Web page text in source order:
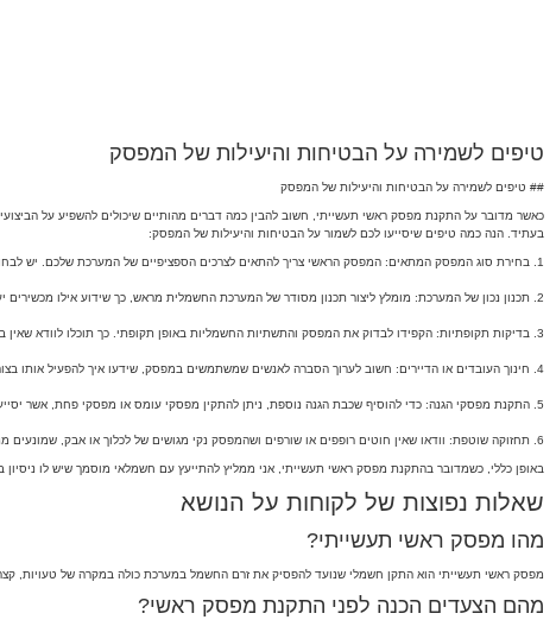
טיפים לשמירה על הבטיחות והיעילות של המפסק
## טיפים לשמירה על הבטיחות והיעילות של המפסק
כאשר מדובר על התקנת מפסק ראשי תעשייתי, חשוב להבין כמה דברים מהותיים שיכולים להשפיע על
בעתיד. הנה כמה טיפים שיסייעו לכם לשמור על הבטיחות והיעילות של המפסק:
1. בחירת סוג המפסק המתאים: המפסק הראשי צריך להתאים לצרכים הספציפיים של המערכת שלכם. יש לבחור במפסק עם יכולת להתמודד עם העומס החשמלי הצפוי, וגם לספק הגנה מספקת מפני קצרי חשמל.
2. תכנון נכון של המערכת: מומלץ ליצור תכנון מסודר של המערכת החשמלית מראש, כך שידוע אילו מכשירים יעבדו עם המפסק ואילו אזורים יתחברו אליו. זה יסייע במניעת עומסים יתר.
3. בדיקות תקופתיות: הקפידו לבדוק את המפסק והתשתיות החשמליות באופן תקופתי. כך תוכלו לוודא שאין בעיות כמו חיווט לא תקין, ובמידת הצורך להזעיק חשמלאי מוסמך שיוכל לבצע את התיקונים הנדרשים.
4. חינוך העובדים או הדיירים: חשוב לערוך הסברה לאנשים שמשתמשים במפסק, שידעו איך להפעיל אותו בצורה נכונה וכיצד להגיב במקרה של תקלות.
5. התקנת מפסקי הגנה: כדי להוסיף שכבת הגנה נוספת, ניתן להתקין מפסקי עומס או מפסקי פחת, אשר יסייעו במניעת תקלות קשות.
6. תחזוקה שוטפת: וודאו שאין חוטים רופפים או שורפים ושהמפסק נקי מגושים של לכלוך או אבק, שמונעים ממנו לפעול בצורה תקינה.
באופן כללי, כשמדובר בהתקנת מפסק ראשי תעשייתי, אני ממליץ להתייעץ עם חשמלאי מוסמך שיש לו
שאלות נפוצות של לקוחות על הנושא
מהו מפסק ראשי תעשייתי?
מפסק ראשי תעשייתי הוא התקן חשמלי שנועד להפסיק את זרם החשמל במערכת כולה במקרה של טעויות,
מהם הצעדים הכנה לפני התקנת מפסק ראשי?